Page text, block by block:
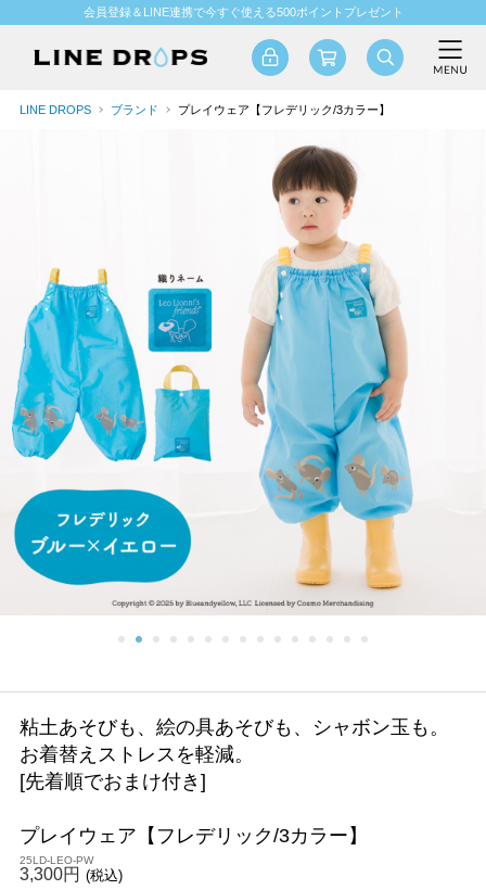
会員登録＆LINE連携で今すぐ使える500ポイントプレゼント
LINE DROPS ブランド プレイウェア【フレデリック/3カラー】
粘土あそびも、絵の具あそびも、シャボン玉も。
お着替えストレスを軽減。
[先着順でおまけ付き]
プレイウェア【フレデリック/3カラー】
25LD-LEO-PW
3,300円 (税込)